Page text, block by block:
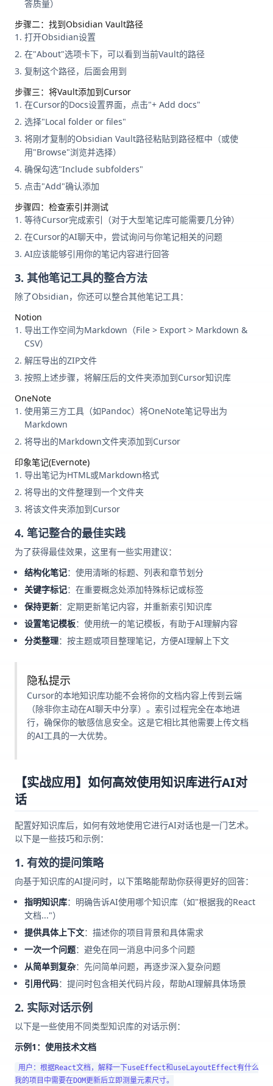
答质量）
步骤二：找到Obsidian Vault路径
打开Obsidian设置
在"About"选项卡下，可以看到当前Vault的路径
复制这个路径，后面会用到
步骤三：将Vault添加到Cursor
在Cursor的Docs设置界面，点击"+ Add docs"
选择"Local folder or files"
将刚才复制的Obsidian Vault路径粘贴到路径框中（或使
用"Browse"浏览并选择）
确保勾选"Include subfolders"
点击"Add"确认添加
步骤四：检查索引并测试
等待Cursor完成索引（对于大型笔记库可能需要几分钟）
在Cursor的AI聊天中，尝试询问与你笔记相关的问题
AI应该能够引用你的笔记内容进行回答
3. 其他笔记工具的整合方法
除了Obsidian，你还可以整合其他笔记工具：
Notion
导出工作空间为Markdown（File > Export > Markdown &
CSV）
解压导出的ZIP文件
按照上述步骤，将解压后的文件夹添加到Cursor知识库
OneNote
使用第三方工具（如Pandoc）将OneNote笔记导出为
Markdown
将导出的Markdown文件夹添加到Cursor
印象笔记(Evernote)
导出笔记为HTML或Markdown格式
将导出的文件整理到一个文件夹
将该文件夹添加到Cursor
4. 笔记整合的最佳实践
为了获得最佳效果，这里有一些实用建议：
结构化笔记：使用清晰的标题、列表和章节划分
关键字标记：在重要概念处添加特殊标记或标签
保持更新：定期更新笔记内容，并重新索引知识库
设置笔记模板：使用统一的笔记模板，有助于AI理解内容
分类整理：按主题或项目整理笔记，方便AI理解上下文
隐私提示
Cursor的本地知识库功能不会将你的文档内容上传到云端
（除非你主动在AI聊天中分享）。索引过程完全在本地进
行，确保你的敏感信息安全。这是它相比其他需要上传文档
的AI工具的一大优势。
【实战应用】如何高效使用知识库进行AI对
话
配置好知识库后，如何有效地使用它进行AI对话也是一门艺术。
以下是一些技巧和示例：
1. 有效的提问策略
向基于知识库的AI提问时，以下策略能帮助你获得更好的回答：
指明知识库：明确告诉AI使用哪个知识库（如"根据我的React
文档..."）
提供具体上下文：描述你的项目背景和具体需求
一次一个问题：避免在同一消息中问多个问题
从简单到复杂：先问简单问题，再逐步深入复杂问题
引用代码：提问时包含相关代码片段，帮助AI理解具体场景
2. 实际对话示例
以下是一些使用不同类型知识库的对话示例：
示例1：使用技术文档
用户：根据React文档，解释一下useEffect和useLayoutEffect有什么区
我的项目中需要在DOM更新后立即测量元素尺寸。